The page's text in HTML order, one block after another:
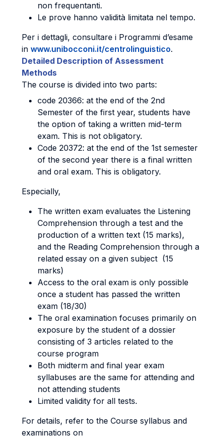
non frequentanti.
Le prove hanno validità limitata nel tempo.
Per i dettagli, consultare i Programmi d’esame
in www.unibocconi.it/centrolinguistico.
Detailed Description of Assessment
Methods
The course is divided into two parts:
code 20366: at the end of the 2nd
Semester of the first year, students have
the option of taking a written mid-term
exam. This is not obligatory.
Code 20372: at the end of the 1st semester
of the second year there is a final written
and oral exam. This is obligatory.
Especially,
The written exam evaluates the Listening
Comprehension through a test and the
production of a written text (15 marks),
and the Reading Comprehension through a
related essay on a given subject (15
marks)
Access to the oral exam is only possible
once a student has passed the written
exam (18/30)
The oral examination focuses primarily on
exposure by the student of a dossier
consisting of 3 articles related to the
course program
Both midterm and final year exam
syllabuses are the same for attending and
not attending students
Limited validity for all tests.
For details, refer to the Course syllabus and
examinations on